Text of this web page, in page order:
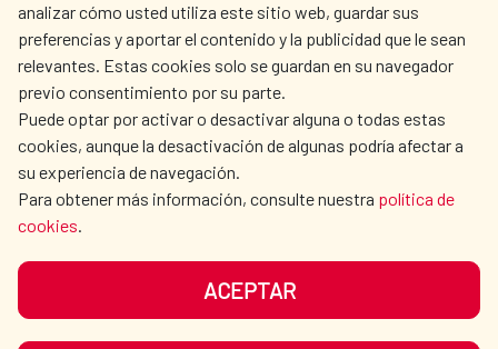
analizar cómo usted utiliza este sitio web, guardar sus
preferencias y aportar el contenido y la publicidad que le sean
relevantes. Estas cookies solo se guardan en su navegador
previo consentimiento por su parte.
Puede optar por activar o desactivar alguna o todas estas
cookies, aunque la desactivación de algunas podría afectar a
su experiencia de navegación.
Para obtener más información, consulte nuestra política de
cookies.
ACEPTAR
OUR SOCIAL MEDIA
DATA PROTECTION
COOKIE POLICY
BROWSING GUIDE